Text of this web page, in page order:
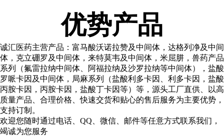
优势产品
诚汇医药主营产品：富马酸沃诺拉赞及中间体，达格列净及中间
体，克立硼罗及中间体，来特莫韦及中间体，米屈肼，兽药产品
系列（氟雷拉纳中间体、阿福拉纳及沙罗拉纳等中间体），盐酸
罗哌卡因及中间体，局麻系列（盐酸利多卡因、利多卡因，盐酸
丙胺卡因，丙胺卡因，盐酸丁卡因等）等，源头工厂直供、以高
质量产品、合理价格、快速交货和贴心的售后服务为主要优势，
支持订制。
欢迎您随时通过电话、QQ、微信、邮件等任意方式联系我们，
竭诚为您服务